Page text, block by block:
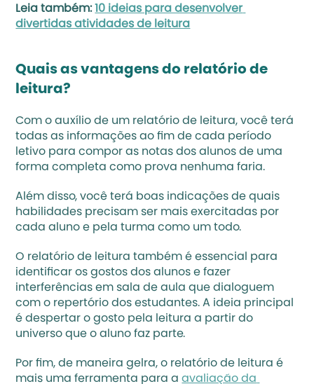
Leia também: 10 ideias para desenvolver
divertidas atividades de leitura
Quais as vantagens do relatório de
leitura?
Com o auxílio de um relatório de leitura, você terá
todas as informações ao fim de cada período
letivo para compor as notas dos alunos de uma
forma completa como prova nenhuma faria.
Além disso, você terá boas indicações de quais
habilidades precisam ser mais exercitadas por
cada aluno e pela turma como um todo.
O relatório de leitura também é essencial para
identificar os gostos dos alunos e fazer
interferências em sala de aula que dialoguem
com o repertório dos estudantes. A ideia principal
é despertar o gosto pela leitura a partir do
universo que o aluno faz parte.
Por fim, de maneira gelra, o relatório de leitura é
mais uma ferramenta para a avaliação da